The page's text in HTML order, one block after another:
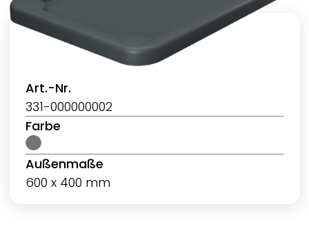
Art.-Nr.
331-000000002
Farbe
Außenmaße
600 x 400 mm